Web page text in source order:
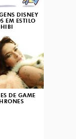
DISNEY
EM ESTILO
DE GAME